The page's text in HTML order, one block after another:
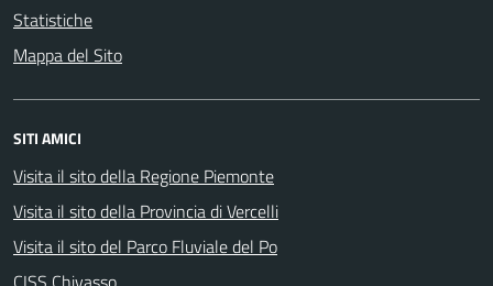
Statistiche
Mappa del Sito
SITI AMICI
Visita il sito della Regione Piemonte
Visita il sito della Provincia di Vercelli
Visita il sito del Parco Fluviale del Po